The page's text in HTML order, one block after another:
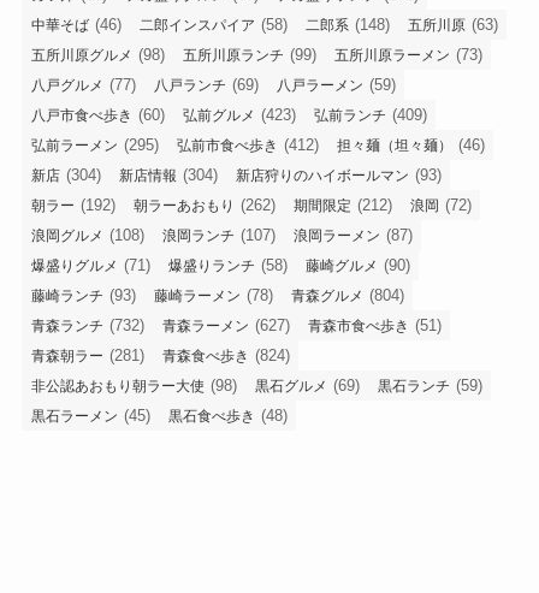
中華そば (46) 二郎インスパイア (58) 二郎系 (148) 五所川原 (63)
五所川原グルメ (98) 五所川原ランチ (99) 五所川原ラーメン (73)
八戸グルメ (77) 八戸ランチ (69) 八戸ラーメン (59)
八戸市食べ歩き (60) 弘前グルメ (423) 弘前ランチ (409)
弘前ラーメン (295) 弘前市食べ歩き (412) 担々麺（坦々麺） (46)
新店 (304) 新店情報 (304) 新店狩りのハイボールマン (93)
朝ラー (192) 朝ラーあおもり (262) 期間限定 (212) 浪岡 (72)
浪岡グルメ (108) 浪岡ランチ (107) 浪岡ラーメン (87)
爆盛りグルメ (71) 爆盛りランチ (58) 藤崎グルメ (90)
藤崎ランチ (93) 藤崎ラーメン (78) 青森グルメ (804)
青森ランチ (732) 青森ラーメン (627) 青森市食べ歩き (51)
青森朝ラー (281) 青森食べ歩き (824)
非公認あおもり朝ラー大使 (98) 黒石グルメ (69) 黒石ランチ (59)
黒石ラーメン (45) 黒石食べ歩き (48)